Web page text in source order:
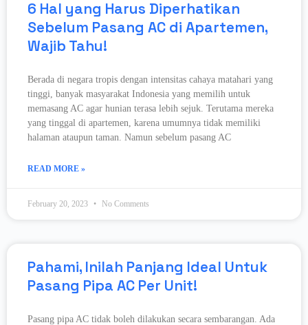
6 Hal yang Harus Diperhatikan
Sebelum Pasang AC di Apartemen,
Wajib Tahu!
Berada di negara tropis dengan intensitas cahaya matahari yang
tinggi, banyak masyarakat Indonesia yang memilih untuk
memasang AC agar hunian terasa lebih sejuk. Terutama mereka
yang tinggal di apartemen, karena umumnya tidak memiliki
halaman ataupun taman. Namun sebelum pasang AC
READ MORE »
February 20, 2023 No Comments
Pahami, Inilah Panjang Ideal Untuk
Pasang Pipa AC Per Unit!
Pasang pipa AC tidak boleh dilakukan secara sembarangan. Ada